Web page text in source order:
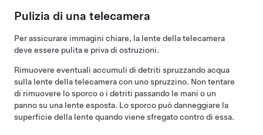
Pulizia di una telecamera
Per assicurare immagini chiare, la lente della telecamera
deve essere pulita e priva di ostruzioni.
Rimuovere eventuali accumuli di detriti spruzzando acqua
sulla lente della telecamera con uno spruzzino. Non tentare
di rimuovere lo sporco o i detriti passando le mani o un
panno su una lente esposta. Lo sporco può danneggiare la
superficie della lente quando viene sfregato contro di essa.